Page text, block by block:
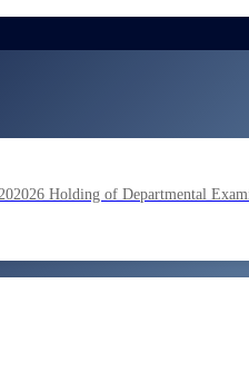
Holding of Departmental